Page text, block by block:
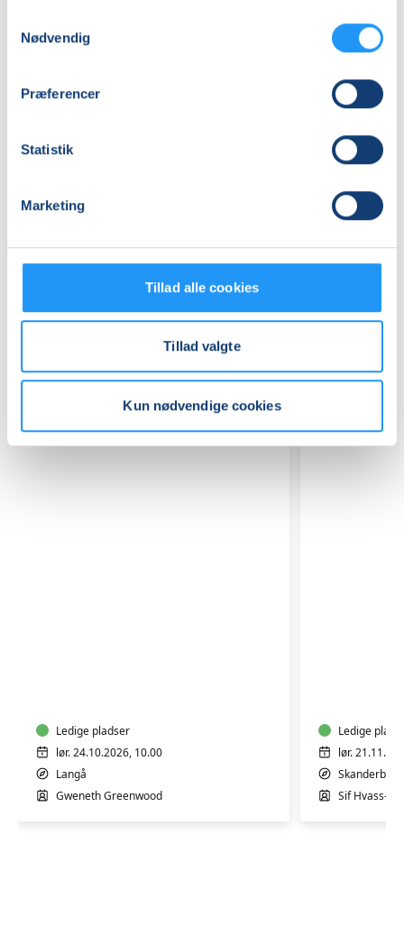
Nødvendig
Præferencer
Statistik
Marketing
Tillad alle cookies
Tillad valgte
Kun nødvendige cookies
4mødegange
Holmriis Design, Storegade 24, 8850
, Bjerringbro
Relaterede hold
Langå
Ledige pladser
lør. 24.10.2026, 10.00
Langå
Gweneth Greenwood
-
-
Ledige
lør.
Skanderborg
Sif Hvass-